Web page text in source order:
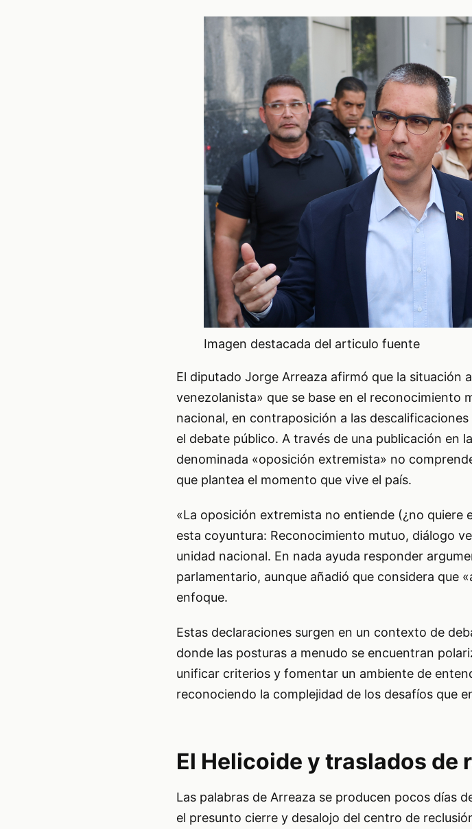
Imagen destacada del articulo fuente
El diputado Jorge Arreaza afirmó que la situación
venezolanista» que se base en el reconocimiento
nacional, en contraposición a las
el debate público. A través de una publicación en
denominada «oposición extremista» no
que plantea el momento que vive el país.
«La oposición extremista no entiende (¿no quiere
esta coyuntura: Reconocimiento mutuo, diálogo
unidad nacional. En nada ayuda responder
parlamentario, aunque añadió que considera que
enfoque.
Estas declaraciones surgen en un contexto de
donde las posturas a menudo se encuentran
unificar criterios y fomentar un ambiente de
reconociendo la complejidad de los desafíos que
El Helicoide y traslados de
Las palabras de Arreaza se producen pocos días
el presunto cierre y desalojo del centro de